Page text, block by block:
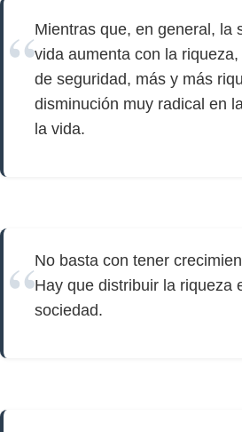
Mientras que, en general, la
vida aumenta con la
de seguridad, más y más
disminución muy radical en
la vida.
No basta con tener
Hay que distribuir la riqueza
sociedad.